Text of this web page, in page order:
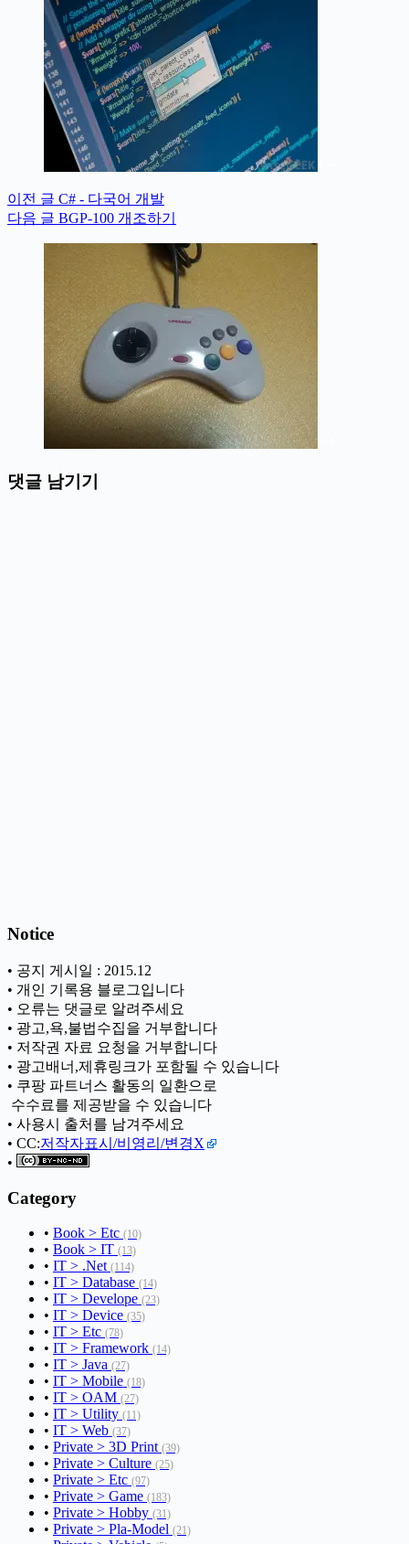
이전 글 C# - 다국어 개발
다음 글 BGP-100 개조하기
댓글 남기기
Notice
• 공지 게시일 : 2015.12
• 개인 기록용 블로그입니다
• 오류는 댓글로 알려주세요
• 광고,욕,불법수집을 거부합니다
• 저작권 자료 요청을 거부합니다
• 광고배너,제휴링크가 포함될 수 있습니다
• 쿠팡 파트너스 활동의 일환으로
ㅤ 수수료를 제공받을 수 있습니다
• 사용시 출처를 남겨주세요
• CC:저작자표시/비영리/변경X
•
Category
• Book > Etc (10)
• Book > IT (13)
• IT > .Net (114)
• IT > Database (14)
• IT > Develope (23)
• IT > Device (35)
• IT > Etc (78)
• IT > Framework (14)
• IT > Java (27)
• IT > Mobile (18)
• IT > OAM (27)
• IT > Utility (11)
• IT > Web (37)
• Private > 3D Print (39)
• Private > Culture (25)
• Private > Etc (97)
• Private > Game (183)
• Private > Hobby (31)
• Private > Pla-Model (21)